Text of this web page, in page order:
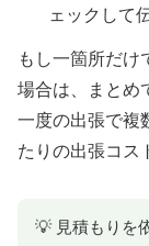
ェックして
もし一箇所だけ
場合は、まとめ
一度の出張で複
たりの出張コス
💡 見積もりを